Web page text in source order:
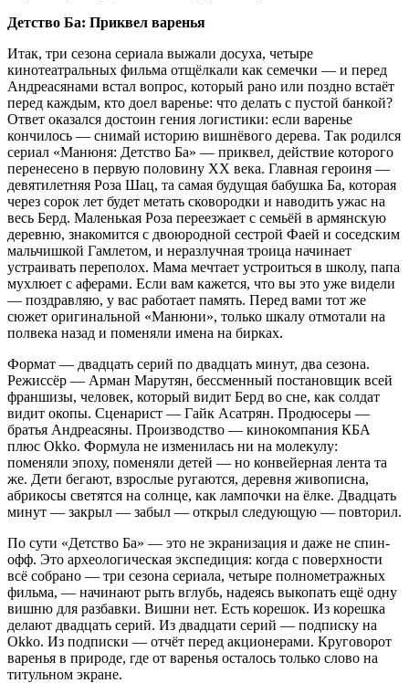
Детство Ба: Приквел варенья
Итак, три сезона сериала выжали досуха, четыре
кинотеатральных фильма отщёлкали как семечки — и перед
Андреасянами встал вопрос, который рано или поздно встаёт
перед каждым, кто доел варенье: что делать с пустой банкой?
Ответ оказался достоин гения логистики: если варенье
кончилось — снимай историю вишнёвого дерева. Так родился
сериал «Манюня: Детство Ба» — приквел, действие которого
перенесено в первую половину XX века. Главная героиня —
девятилетняя Роза Шац, та самая будущая бабушка Ба, которая
через сорок лет будет метать сковородки и наводить ужас на
весь Берд. Маленькая Роза переезжает с семьёй в армянскую
деревню, знакомится с двоюродной сестрой Фаей и соседским
мальчишкой Гамлетом, и неразлучная троица начинает
устраивать переполох. Мама мечтает устроиться в школу, папа
мухлюет с аферами. Если вам кажется, что вы это уже видели
— поздравляю, у вас работает память. Перед вами тот же
сюжет оригинальной «Манюни», только шкалу отмотали на
полвека назад и поменяли имена на бирках.
Формат — двадцать серий по двадцать минут, два сезона.
Режиссёр — Арман Марутян, бессменный постановщик всей
франшизы, человек, который видит Берд во сне, как солдат
видит окопы. Сценарист — Гайк Асатрян. Продюсеры —
братья Андреасяны. Производство — кинокомпания КБА
плюс Okko. Формула не изменилась ни на молекулу:
поменяли эпоху, поменяли детей — но конвейерная лента та
же. Дети бегают, взрослые ругаются, деревня живописна,
абрикосы светятся на солнце, как лампочки на ёлке. Двадцать
минут — закрыл — забыл — открыл следующую — повторил.
По сути «Детство Ба» — это не экранизация и даже не спин-
офф. Это археологическая экспедиция: когда с поверхности
всё собрано — три сезона сериала, четыре полнометражных
фильма, — начинают рыть вглубь, надеясь выкопать ещё одну
вишню для разбавки. Вишни нет. Есть корешок. Из корешка
делают двадцать серий. Из двадцати серий — подписку на
Okko. Из подписки — отчёт перед акционерами. Круговорот
варенья в природе, где от варенья осталось только слово на
титульном экране.